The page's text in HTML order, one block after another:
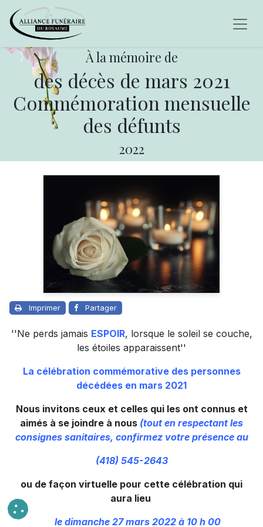
À la mémoire de
des décès de mars 2021
Commémoration mensuelle
des défunts
2022
Imprimer Partager
''Ne perds jamais ESPOIR, lorsque le soleil se couche,
les étoiles apparaissent''
La célébration commémorative des personnes
décédées en mars 2021
Nous invitons ceux et celles qui les ont connus et
aimés à se joindre à nous (tout en respectant les
consignes sanitaires, confirmez votre présence au
(418) 545-2643
ou de façon virtuelle pour cette célébration qui
aura lieu
le dimanche 27 mars2022 à 10 h 00